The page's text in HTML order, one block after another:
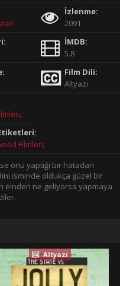
İzlenme:
2091
İMDB:
5.8
Film Dili:
Altyazı
,
,
,
,
,
,
,Aile
Filmleri,
onu yaptığı bir hatadan
isminde oldukça güzel bir
elnden ne geliyorsa yapmaya
Altyazı